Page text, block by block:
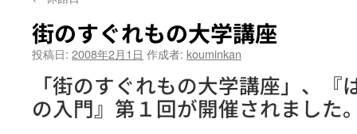
街のすぐれもの大学講座
投稿日: 2008年2月1日 作成者: kouminkan
「街のすぐれもの大学講座」、
の入門』第１回が開催されました